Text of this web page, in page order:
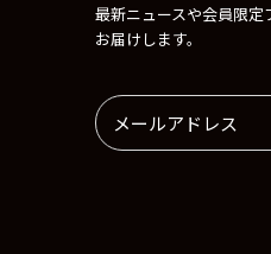
最新ニュースや会員限
お届けします。